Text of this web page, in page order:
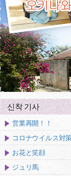
신착 기사
営業再開！！
コロナウイルス対
お花と笑顔
ジュリ馬